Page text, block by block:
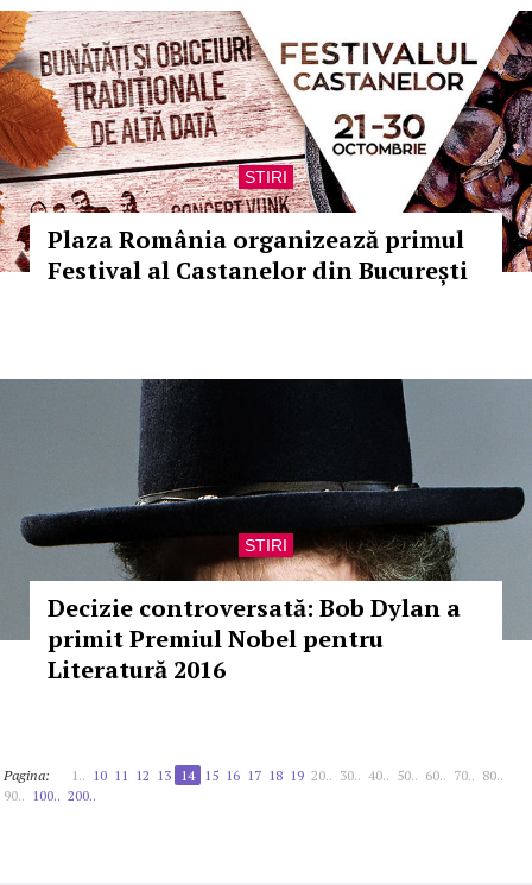
STIRI
Plaza România organizează primul
Festival al Castanelor din București
STIRI
Decizie controversată: Bob Dylan a
primit Premiul Nobel pentru
Literatură 2016
Pagina: 1.. 10 11 12 13 14 15 16 17 18 19 20.. 30.. 40.. 50.. 60.. 70.. 80..
90.. 100.. 200..